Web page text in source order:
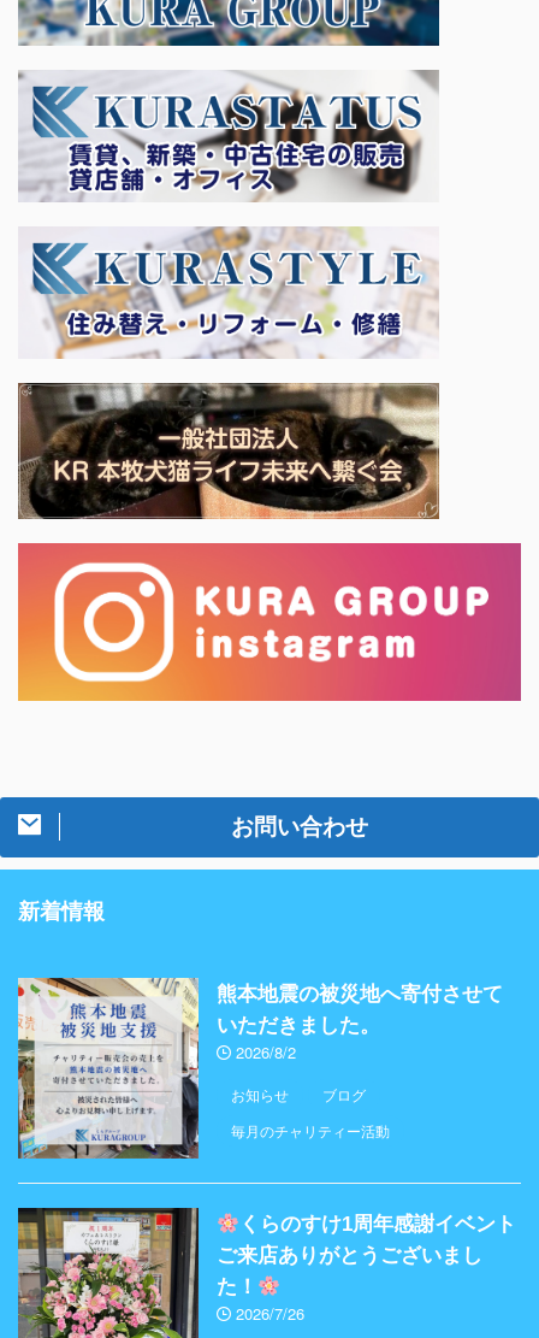
お問い合わせ
新着情報
熊本地震の被災地へ寄付させて
いただきました。
2026/8/2
お知らせ
ブログ
毎月のチャリティー活動
くらのすけ1周年感謝イベント
ご来店ありがとうございまし
た！
2026/7/26